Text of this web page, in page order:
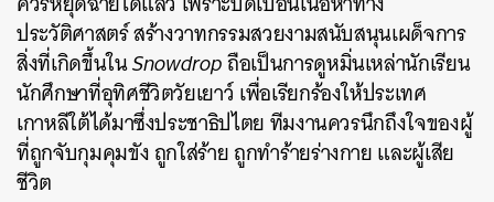
ประวัติศาสตร์ สร้างวาทกรรมสวยงามสนับสนุนเผด็จการ
สิ่งที่เกิดขึ้นในSnowdropถือเป็นการดูหมิ่นเหล่านักเรียน
นักศึกษาที่อุทิศชีวิตวัยเยาว์ เพื่อเรียกร้องให้ประเทศ
เกาหลีใต้ได้มาซึ่งประชาธิปไตย ทีมงานควรนึกถึงใจของผู้
ที่ถูกจับกุมคุมขัง ถูกใส่ร้าย ถูกทำร้ายร่างกาย และผู้เสีย
ชีวิต